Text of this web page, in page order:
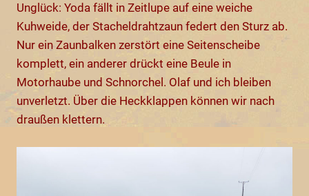
Unglück: Yoda fällt in Zeitlupe auf eine weiche
Kuhweide, der Stacheldrahtzaun federt den Sturz ab.
Nur ein Zaunbalken zerstört eine Seitenscheibe
komplett, ein anderer drückt eine Beule in
Motorhaube und Schnorchel. Olaf und ich bleiben
unverletzt. Über die Heckklappen können wir nach
draußen klettern.